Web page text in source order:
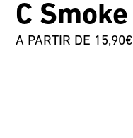
C Smoke
A PARTIR DE 15,90€